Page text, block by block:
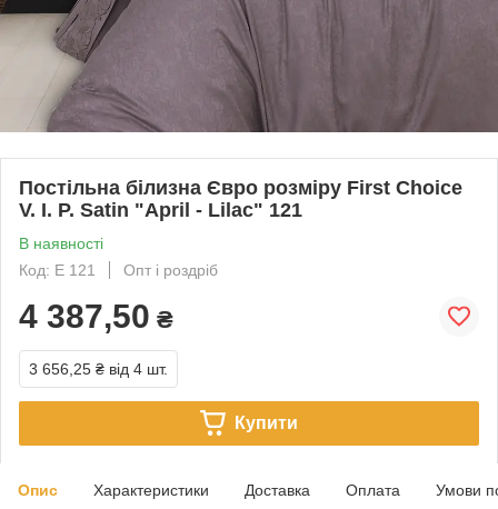
Постільна білизна Євро розміру First Choice
V. I. P. Satin "April - Lilac" 121
В наявності
Код: Е 121
Опт і роздріб
4 387,50 ₴
3 656,25 ₴ від 4 шт.
Купити
Опис Характеристики Доставка Оплата Умови